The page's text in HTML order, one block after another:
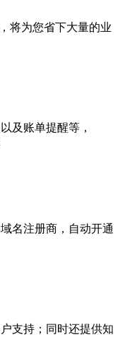
将为您省下大量的业
及账单提醒等，
名注册商，自动开通
支持；同时还提供知